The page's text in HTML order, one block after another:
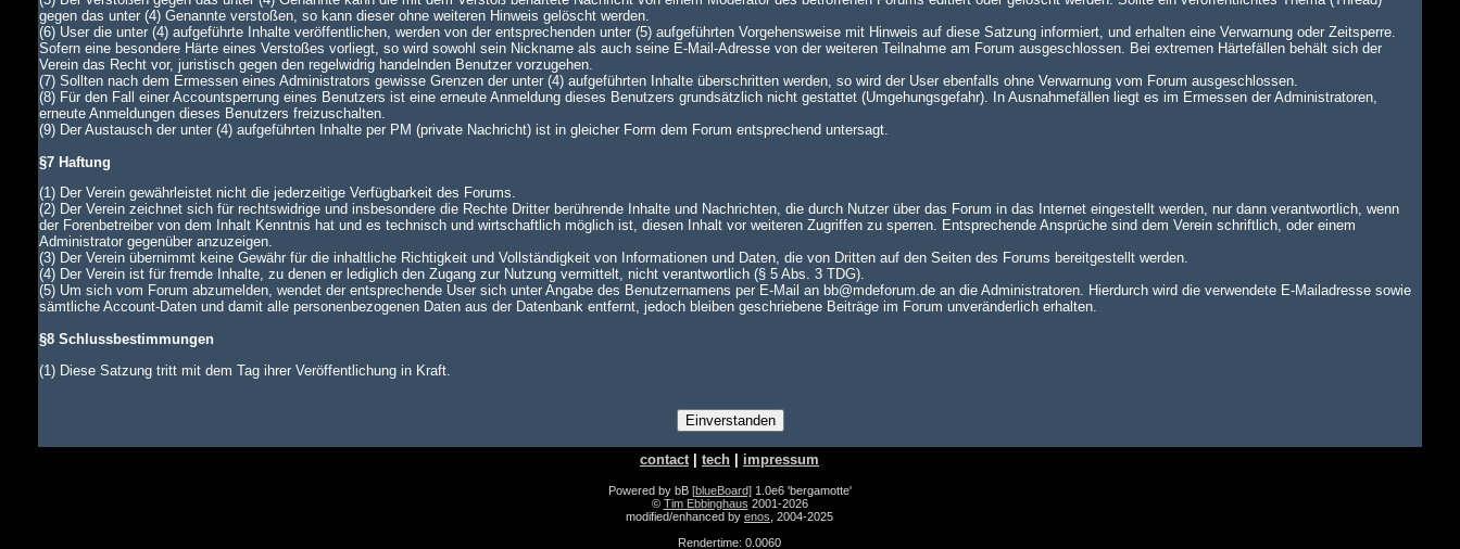
gegen das unter (4) Genannte verstoßen, so kann dieser ohne weiteren Hinweis gelöscht werden.
(6) User die unter (4) aufgeführte Inhalte veröffentlichen, werden von der entsprechenden unter (5) aufgeführten Vorgehensweise mit Hinweis auf diese Satzung informiert, und erhalten eine Verwarnung oder Zeitsperre.
Sofern eine besondere Härte eines Verstoßes vorliegt, so wird sowohl sein Nickname als auch seine E-Mail-Adresse von der weiteren Teilnahme am Forum ausgeschlossen. Bei extremen Härtefällen behält sich der
Verein das Recht vor, juristisch gegen den regelwidrig handelnden Benutzer vorzugehen.
(7) Sollten nach dem Ermessen eines Administrators gewisse Grenzen der unter (4) aufgeführten Inhalte überschritten werden, so wird der User ebenfalls ohne Verwarnung vom Forum ausgeschlossen.
(8) Für den Fall einer Accountsperrung eines Benutzers ist eine erneute Anmeldung dieses Benutzers grundsätzlich nicht gestattet (Umgehungsgefahr). In Ausnahmefällen liegt es im Ermessen der Administratoren,
erneute Anmeldungen dieses Benutzers freizuschalten.
(9) Der Austausch der unter (4) aufgeführten Inhalte per PM (private Nachricht) ist in gleicher Form dem Forum entsprechend untersagt.
§7 Haftung
(1) Der Verein gewährleistet nicht die jederzeitige Verfügbarkeit des Forums.
(2) Der Verein zeichnet sich für rechtswidrige und insbesondere die Rechte Dritter berührende Inhalte und Nachrichten, die durch Nutzer über das Forum in das Internet eingestellt werden, nur dann verantwortlich, wenn
der Forenbetreiber von dem Inhalt Kenntnis hat und es technisch und wirtschaftlich möglich ist, diesen Inhalt vor weiteren Zugriffen zu sperren. Entsprechende Ansprüche sind dem Verein schriftlich, oder einem
Administrator gegenüber anzuzeigen.
(3) Der Verein übernimmt keine Gewähr für die inhaltliche Richtigkeit und Vollständigkeit von Informationen und Daten, die von Dritten auf den Seiten des Forums bereitgestellt werden.
(4) Der Verein ist für fremde Inhalte, zu denen er lediglich den Zugang zur Nutzung vermittelt, nicht verantwortlich (§ 5 Abs. 3 TDG).
(5) Um sich vom Forum abzumelden, wendet der entsprechende User sich unter Angabe des Benutzernamens per E-Mail an bb@mdeforum.de an die Administratoren. Hierdurch wird die verwendete E-Mailadresse sowie
sämtliche Account-Daten und damit alle personenbezogenen Daten aus der Datenbank entfernt, jedoch bleiben geschriebene Beiträge im Forum unveränderlich erhalten.
§8 Schlussbestimmungen
(1) Diese Satzung tritt mit dem Tag ihrer Veröffentlichung in Kraft.
contact| tech impressum
Powered by bB [blueBoard] 1.0e6 'bergamotte'
© Tim Ebbinghaus 2001-2026
modified/enhanced by enos , 2004-2025
Rendertime: 0.0060